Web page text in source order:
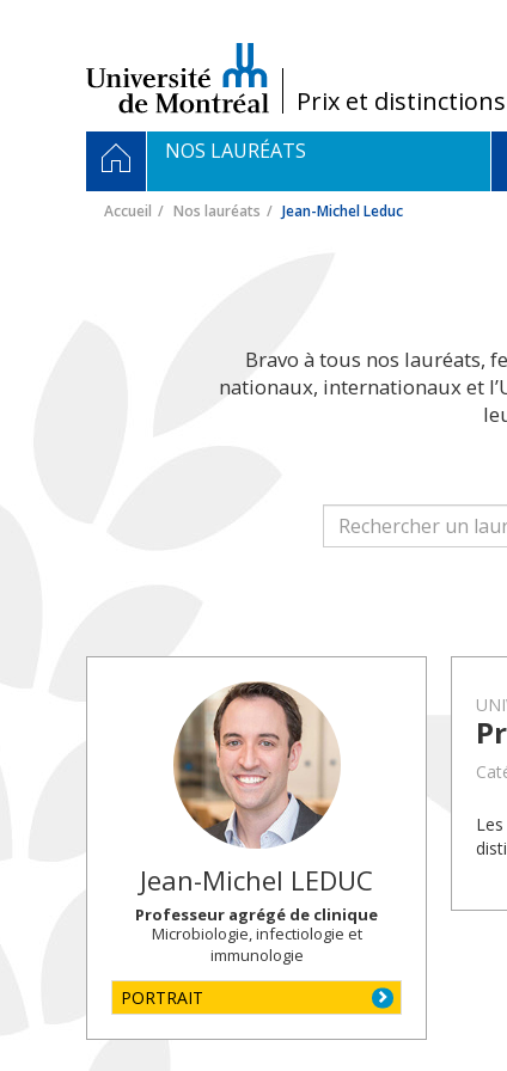
/Prix et distinctions
Navigation
principale
ACCUEIL
NOS LAURÉATS
Accueil Nos lauréats Jean-Michel Leduc
Bravo à tous nos lauréats,
nationaux, internationaux et
Jean-Michel LEDUC
Professeur agrégé de clinique
Microbiologie, infectiologie et
immunologie
PORTRAIT